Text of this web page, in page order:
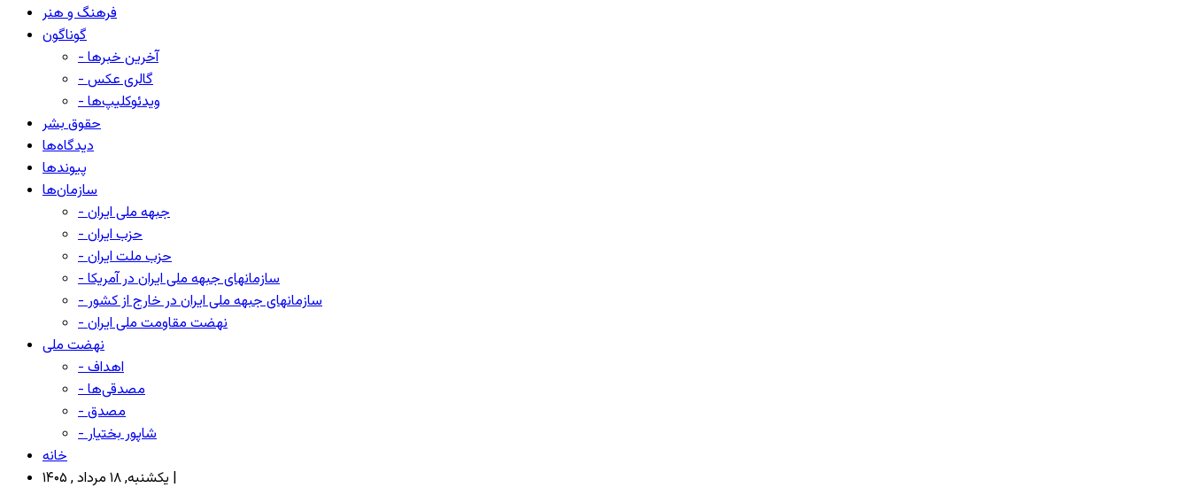
فرهنگ و هنر
گوناگون
- آخرین خبرها
- گالری عکس
- ویدئوکلیپ‌ها
حقوق بشر
دیدگاه‌ها
پیوندها
سازمان‌ها
- جبهه ملی ایران
- حزب ایران
- حزب ملت ایران
- سازمانهای جبهه ملی ایران در آمریکا
- سازمانهای جبهه ملی ایران در خارج از کشور
- نهضت مقاومت ملی ایران
نهضت ملی
- اهداف
- مصدقی‌ها
- مصدق
- شاپور بختیار
خانه
یکشنبه, ۱۸ مرداد , ۱۴۰۵ |